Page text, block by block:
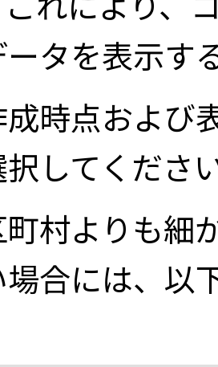
タを表示す
時点および
してくださ
村よりも細
合には、以